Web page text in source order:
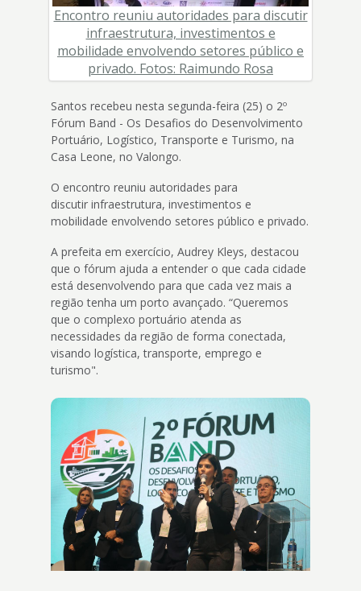
Encontro reuniu autoridades para discutir
infraestrutura, investimentos e
mobilidade envolvendo setores público e
privado. Fotos: Raimundo Rosa
Santos recebeu nesta segunda-feira (25) o 2º
Fórum Band - Os Desafios do Desenvolvimento
Portuário, Logístico, Transporte e Turismo, na
Casa Leone, no Valongo.
O encontro reuniu autoridades para
discutir infraestrutura, investimentos e
mobilidade envolvendo setores público e privado.
A prefeita em exercício, Audrey Kleys, destacou
que o fórum ajuda a entender o que cada cidade
está desenvolvendo para que cada vez mais a
região tenha um porto avançado. “Queremos
que o complexo portuário atenda as
necessidades da região de forma conectada,
visando logística, transporte, emprego e
turismo".